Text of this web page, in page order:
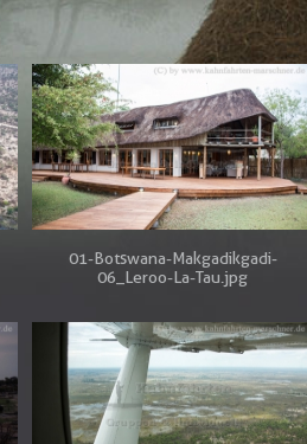
01-Botswana-Makgadikgadi-
06_Leroo-La-Tau.jpg